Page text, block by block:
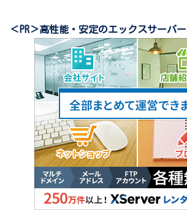
＜PR＞高性能・安定のエックスサーバー